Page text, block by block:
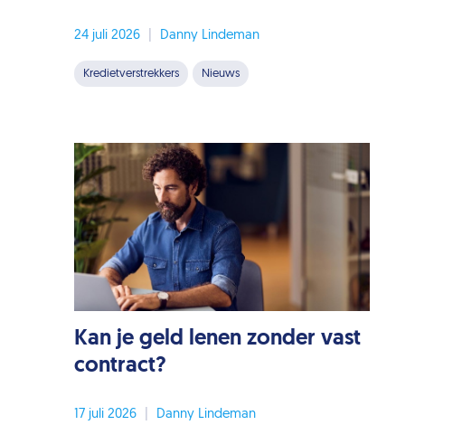
24 juli 2026 Danny Lindeman
Kredietverstrekkers Nieuws
Kan je geld lenen zonder vast
contract?
17 juli 2026 Danny Lindeman